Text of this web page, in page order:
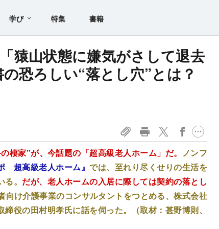
学び 特集 書籍
猿山状態に嫌気がさして退去
恐ろしい“落とし穴”とは？
棲家”が、今話題の「超高級老人ホーム」だ。
ノンフ
超高級老人ホーム』では、至れり尽くせりの生活を
。 だが、老人ホームの入居に際しては契約の落とし
向け介護事業のコンサルタントをつとめる、株式会社
役の田村明孝氏に話を伺った。（取材：甚野博則、